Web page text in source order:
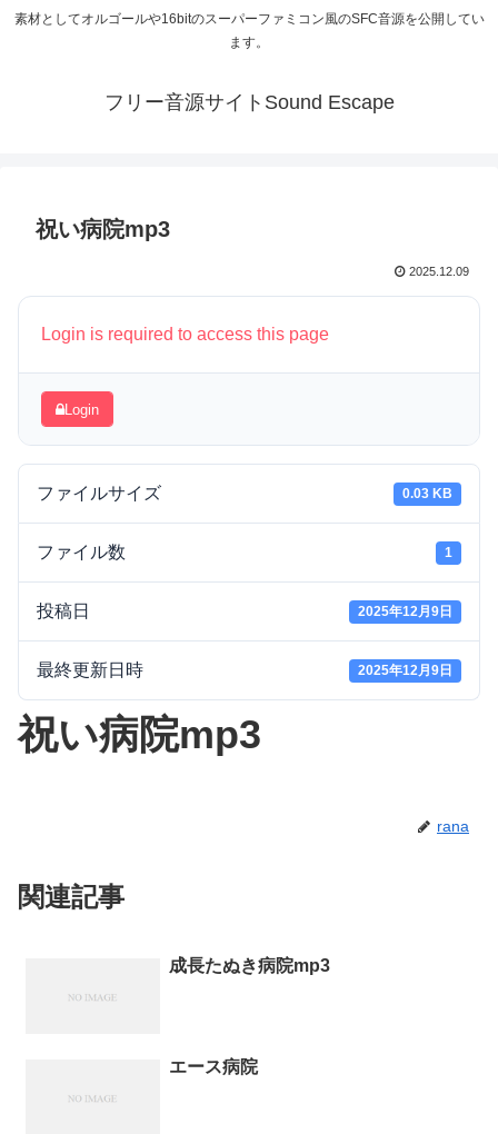
素材としてオルゴールや16bitのスーパーファミコン風のSFC音源を公開してい
ます。
フリー音源サイトSound Escape
祝い病院mp3
2025.12.09
Login is required to access this page
Login
ファイルサイズ 0.03 KB
ファイル数 1
投稿日 2025年12月9日
最終更新日時 2025年12月9日
祝い病院mp3
rana
関連記事
成長たぬき病院mp3
エース病院